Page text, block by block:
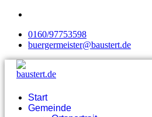
0160/97753598
buergermeister@baustert.de
Start
Gemeinde